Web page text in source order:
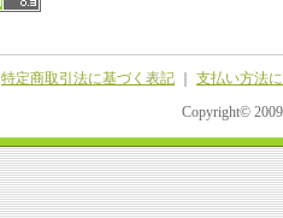
特定商取引法に基づく表記
支払い方法
Copyright©